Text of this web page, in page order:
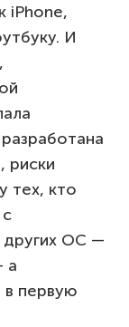
iPhone,
И
риски
тех, кто
других ОС —
а
в первую